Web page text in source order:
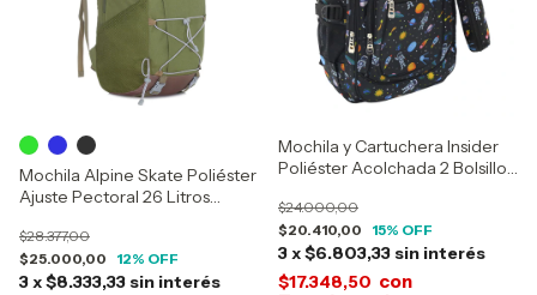
Mochila Alpine Skate Poliéster
Ajuste Pectoral 26 Litros
$25.000,00
$28.377,00
12% OFF
3x$8.333,33 sin interés
Mochila y Cartuchera Insider
Poliéster Acolchada 2 Bolsillos
$20.410,00
$24.000,00
15% OFF
3x$6.803,33 sin interés
$17.348,50 con